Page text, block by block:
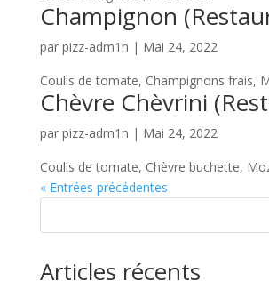
Champignon
par pizz-adm1n | Mai 24, 2022
Coulis de tomate, Champignons frais,
Chèvre Chèvrini
par pizz-adm1n | Mai 24, 2022
Coulis de tomate, Chèvre buchette,
« Entrées précédentes
Articles récents